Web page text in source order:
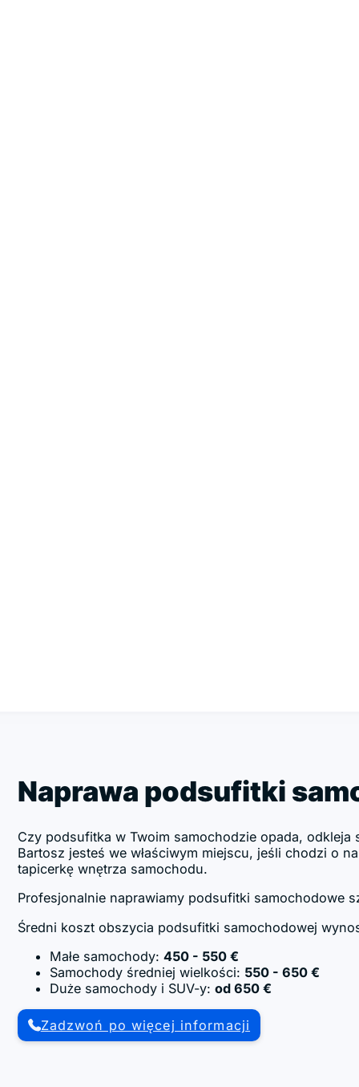
Naprawa podsufitki
Czy podsufitka w Twoim samochodzie opada, odkleja
Bartosz jesteś we właściwym miejscu, jeśli chodzi o
tapicerkę wnętrza samochodu.
Profesjonalnie naprawiamy podsufitki samochodowe
Średni koszt obszycia podsufitki samochodowej
Małe samochody: 450 - 550 €
Samochody średniej wielkości: 550 - 650 €
Duże samochody i SUV-y: od 650 €
Zadzwoń po więcej informacji